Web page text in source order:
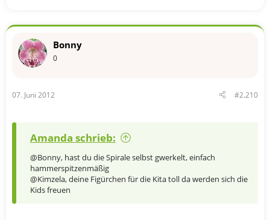
Bonny
0
07. Juni 2012 #2.210
Amanda schrieb:
@Bonny, hast du die Spirale selbst gwerkelt, einfach
hammerspitzenmäßig
@Kimzela, deine Figürchen für die Kita toll da werden sich die
Kids freuen